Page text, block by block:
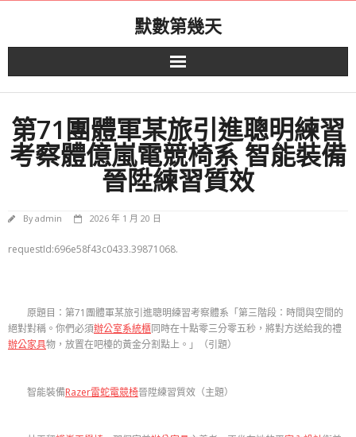
默數第幾天
第71團體軍某旅引進聰明練習
考察體億嵐電競椅系 智能裝備
晉陞練習質效
Byadmin 2026 年 1 月 20 日
requestId:696e58f43c0433.39871068.
原題目：第71團體軍某旅引進聰明練習考察體系「第三階段：時間與空間的
絕對對稱。你們必須辦公室系統櫃同時在十點零三分零五秒，將對方送給我的禮
辦公家具物，放置在吧檯的黃金分割點上。」（引題）
智能裝備Razer雷蛇電競椅晉陞練習質效（主題）